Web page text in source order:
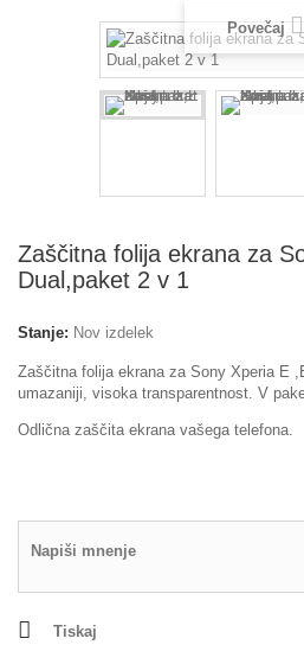
Povečaj
Zaščitna folija ekrana za
Dual,paket 2 v 1
Stanje: Nov izdelek
Zaščitna folija ekrana za Sony Xperia E
umazaniji, visoka transparentnost. V
Odlična zaščita ekrana vašega telefona.
Napiši mnenje
Tiskaj